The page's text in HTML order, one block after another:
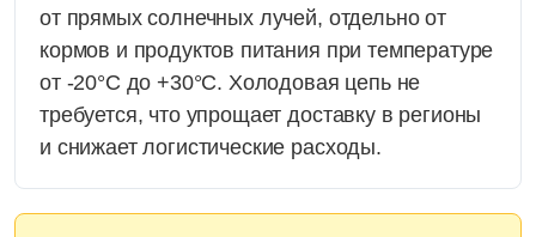
от прямых солнечных лучей, отдельно от
кормов и продуктов питания при температуре
от -20°С до +30°С. Холодовая цепь не
требуется, что упрощает доставку в регионы
и снижает логистические расходы.